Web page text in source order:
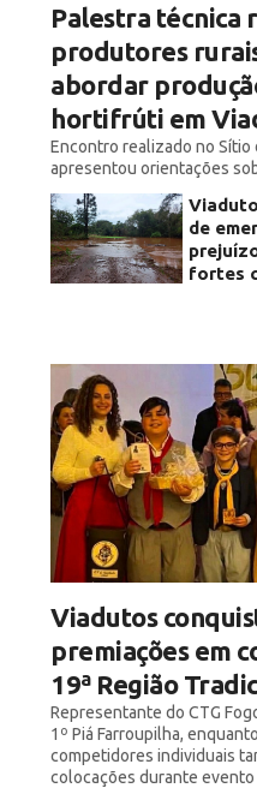
Palestra técnica
produtores
abordar
hortifrúti em
Encontro realizado no Sítio
apresentou orientações
irrigação e tecnologias
frutas e hortaliças
de
fortes
Viadutos
premiações em
19ª Região
Representante do CTG
1º Piá Farroupilha,
competidores individuais
colocações durante evento